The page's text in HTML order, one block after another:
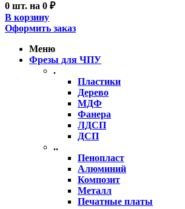
0 шт. на 0 ₽
В корзину
Оформить заказ
Меню
Фрезы для ЧПУ
.
Пластики
Дерево
МДФ
Фанера
ЛДСП
ДСП
..
Пенопласт
Алюминий
Композит
Металл
Печатные платы